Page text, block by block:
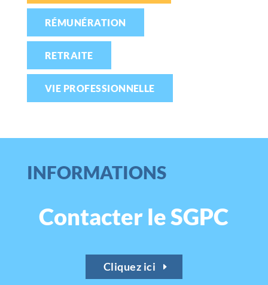
RÉMUNÉRATION
RETRAITE
VIE PROFESSIONNELLE
INFORMATIONS
Contacter le SGPC
Cliquez ici